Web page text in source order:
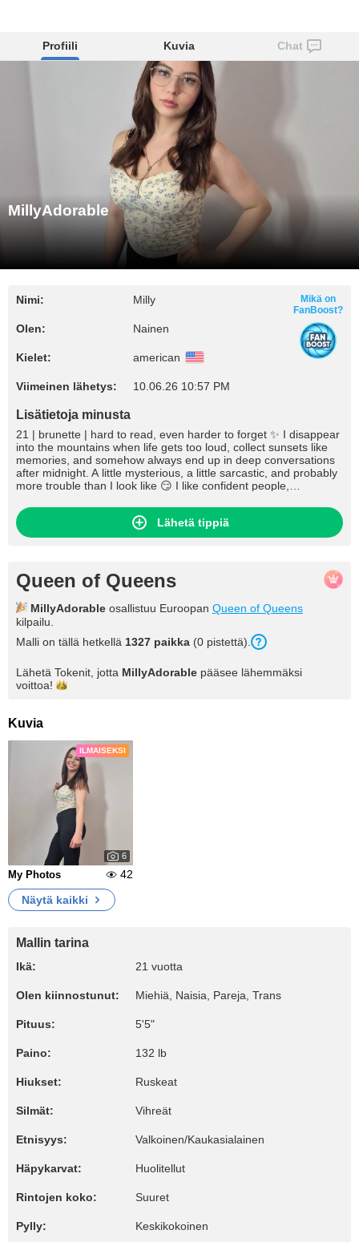
Profiili Kuvia Chat
MillyAdorable
Nimi: Milly
Olen: Nainen
Kielet: american
Viimeinen lähetys: 10.06.26 10:57 PM
Mikä on
FanBoost?
Lisätietoja minusta
21 | brunette | hard to read, even harder to forget ✨ I disappear
into the mountains when life gets too loud, collect sunsets like
memories, and somehow always end up in deep conversations
after midnight. A little mysterious, a little sarcastic, and probably
more trouble than I look like 😏 I like confident people,
screen. If you know how to flirt without being boring… we might
get along dangerously well.
Lähetä tippiä
Queen of Queens
MillyAdorable osallistuu Euroopan Queen of Queens
kilpailu.
Malli on tällä hetkellä 1327 paikka (0 pistettä).
Lähetä Tokenit, jotta MillyAdorable pääsee lähemmäksi
voittoa!
Kuvia
ILMAISEKSI
6
My Photos
42
Näytä kaikki
Mallin tarina
Ikä: 21 vuotta
Olen kiinnostunut: Miehiä, Naisia, Pareja, Trans
Pituus: 5'5"
Paino: 132 lb
Hiukset: Ruskeat
Silmät: Vihreät
Etnisyys: Valkoinen/Kaukasialainen
Häpykarvat: Huolitellut
Rintojen koko: Suuret
Pylly: Keskikokoinen